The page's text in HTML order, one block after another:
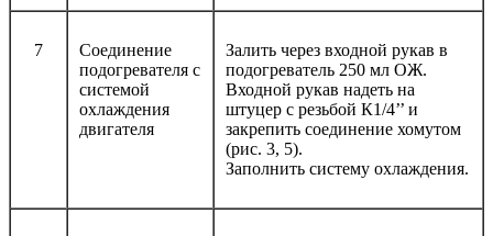
7
Соединение
подогревателя с
системой
охлаждения
двигателя
Залить через входной рукав в
подогреватель 250 мл ОЖ.
Входной рукав надеть на
штуцер с резьбой К1/4’’ и
закрепить соединение хомутом
(рис. 3, 5).
Заполнить систему охлаждения.